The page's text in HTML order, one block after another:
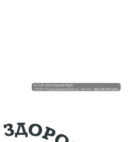
erid: 2Vtzqw9ifgE
ООО "Стройавтоспец", ИНН: 3849090465